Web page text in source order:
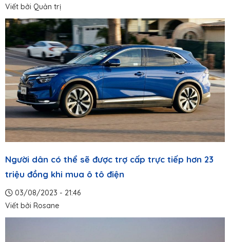
Viết bởi Quản trị
Người dân có thể sẽ được trợ cấp trực tiếp hơn 23
triệu đồng khi mua ô tô điện
03/08/2023 - 21:46
Viết bởi Rosane